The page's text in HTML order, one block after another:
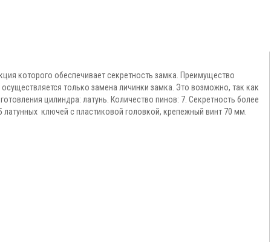
которого обеспечивает секретность замка. Преимущество
только замена личинки замка. Это возможно, так как
цилиндра: латунь. Количество пинов: 7. Секретность более
ключей с пластиковой головкой, крепежный винт 70 мм.